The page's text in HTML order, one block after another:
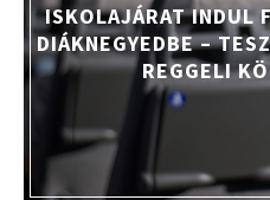
ISKOLAJÁRAT INDUL
DIÁKNEGYEDBE –
REGGELI